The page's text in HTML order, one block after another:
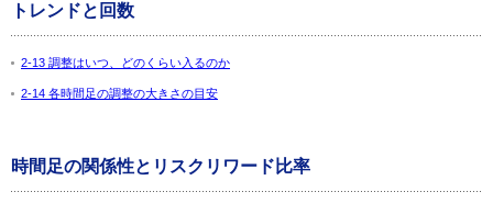
トレンドと回数
2-13 調整はいつ、どのくらい入るのか
2-14 各時間足の調整の大きさの目安
時間足の関係性とリスクリワード比率